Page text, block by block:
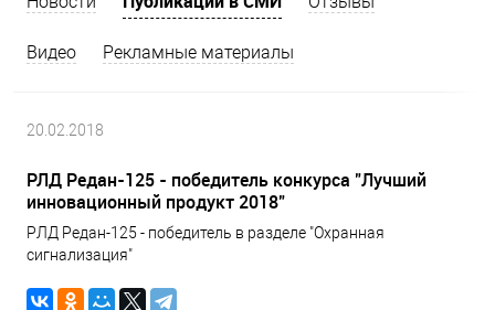
Видео Рекламные материалы
20.02.2018
РЛД Редан-125 - победитель конкурса "Лучший
инновационный продукт 2018"
РЛД Редан-125 - победитель в разделе "Охранная
сигнализация"